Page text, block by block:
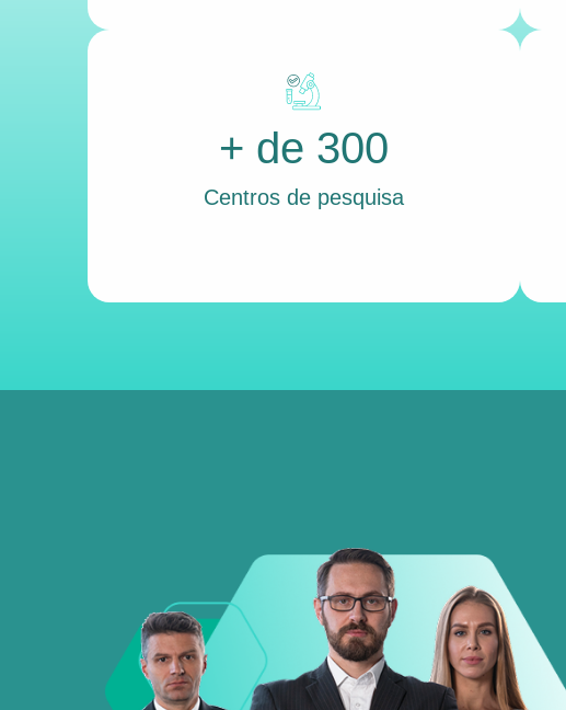
+ de 300
Centros de pesquisa